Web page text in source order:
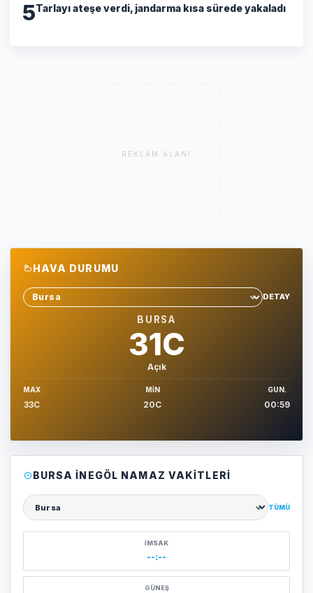
5Tarlayı ateşe verdi, jandarma kısa sürede yakaladı
REKLAM ALANI
HAVA DURUMU
Sehir sec
DETAY
BURSA
31C
Açık
MAX
33C
MIN
20C
GUN.
00:59
BURSA İNEGÖL NAMAZ VAKITLERI
Şehir seçin
TÜMÜ
İMSAK
--:--
GÜNEŞ